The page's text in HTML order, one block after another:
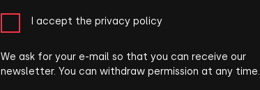
I accept the privacy policy
We ask for your e-mail so that you can receive our
newsletter. You can withdraw permission at any time.